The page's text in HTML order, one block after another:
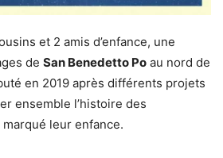
et 2 amis d’enfance, une
de San Benedetto Po au nord de
en 2019 après différents projets
ensemble l’histoire des
leur enfance.